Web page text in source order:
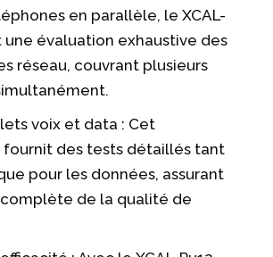
en parallèle, le XCAL-
une évaluation exhaustive des
réseau, couvrant plusieurs
voix et data : Cet
des tests détaillés tant
pour les données, assurant
de la qualité de